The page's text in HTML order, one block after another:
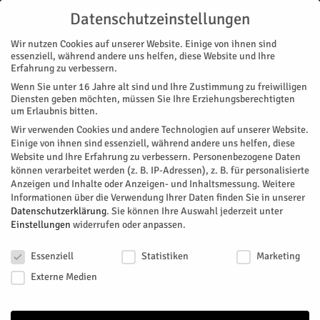
Start
« Alle Veranstaltungen
Diese Veranstaltung hat bereits stattgefunden.
Bürgerbeirat: Führung mit
Wolfgang Hommel
Facebook
Datenschutzeinstellungen
Wir nutzen Cookies auf unserer Website. Einige von ihnen sind
essenziell, während andere uns helfen, diese Website und Ihre
Erfahrung zu verbessern.
Wenn Sie unter 16 Jahre alt sind und Ihre Zustimmung zu freiwilligen
Diensten geben möchten, müssen Sie Ihre Erziehungsberechtigten
um Erlaubnis bitten.
Wir verwenden Cookies und andere Technologien auf unserer Website.
Einige von ihnen sind essenziell, während andere uns helfen, diese
Website und Ihre Erfahrung zu verbessern. Personenbezogene Daten
können verarbeitet werden (z. B. IP-Adressen), z. B. für personalisierte
Anzeigen und Inhalte oder Anzeigen- und Inhaltsmessung. Weitere
Informationen über die Verwendung Ihrer Daten finden Sie in unserer
Datenschutzerklärung. Sie können Ihre Auswahl jederzeit unter
Einstellungen widerrufen oder anpassen.
Essenziell
Statistiken
Marketing
Externe Medien